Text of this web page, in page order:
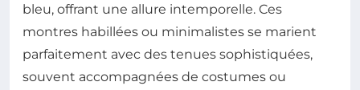
bleu, offrant une allure intemporelle. Ces
montres habillées ou minimalistes se marient
parfaitement avec des tenues sophistiquées,
souvent accompagnées de costumes ou